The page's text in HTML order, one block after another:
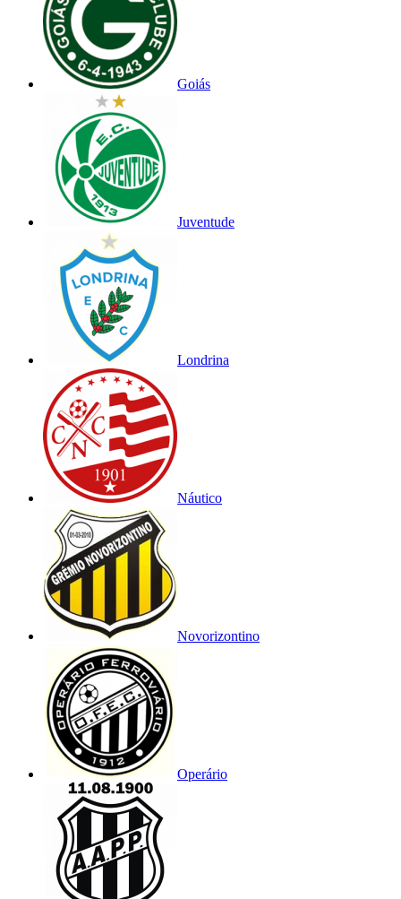
Goiás
Juventude
Londrina
Náutico
Novorizontino
Operário